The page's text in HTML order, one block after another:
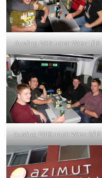
Ausflug 2016 nach Wien 1/16
Ausflug 2016 nach Wien 3/16